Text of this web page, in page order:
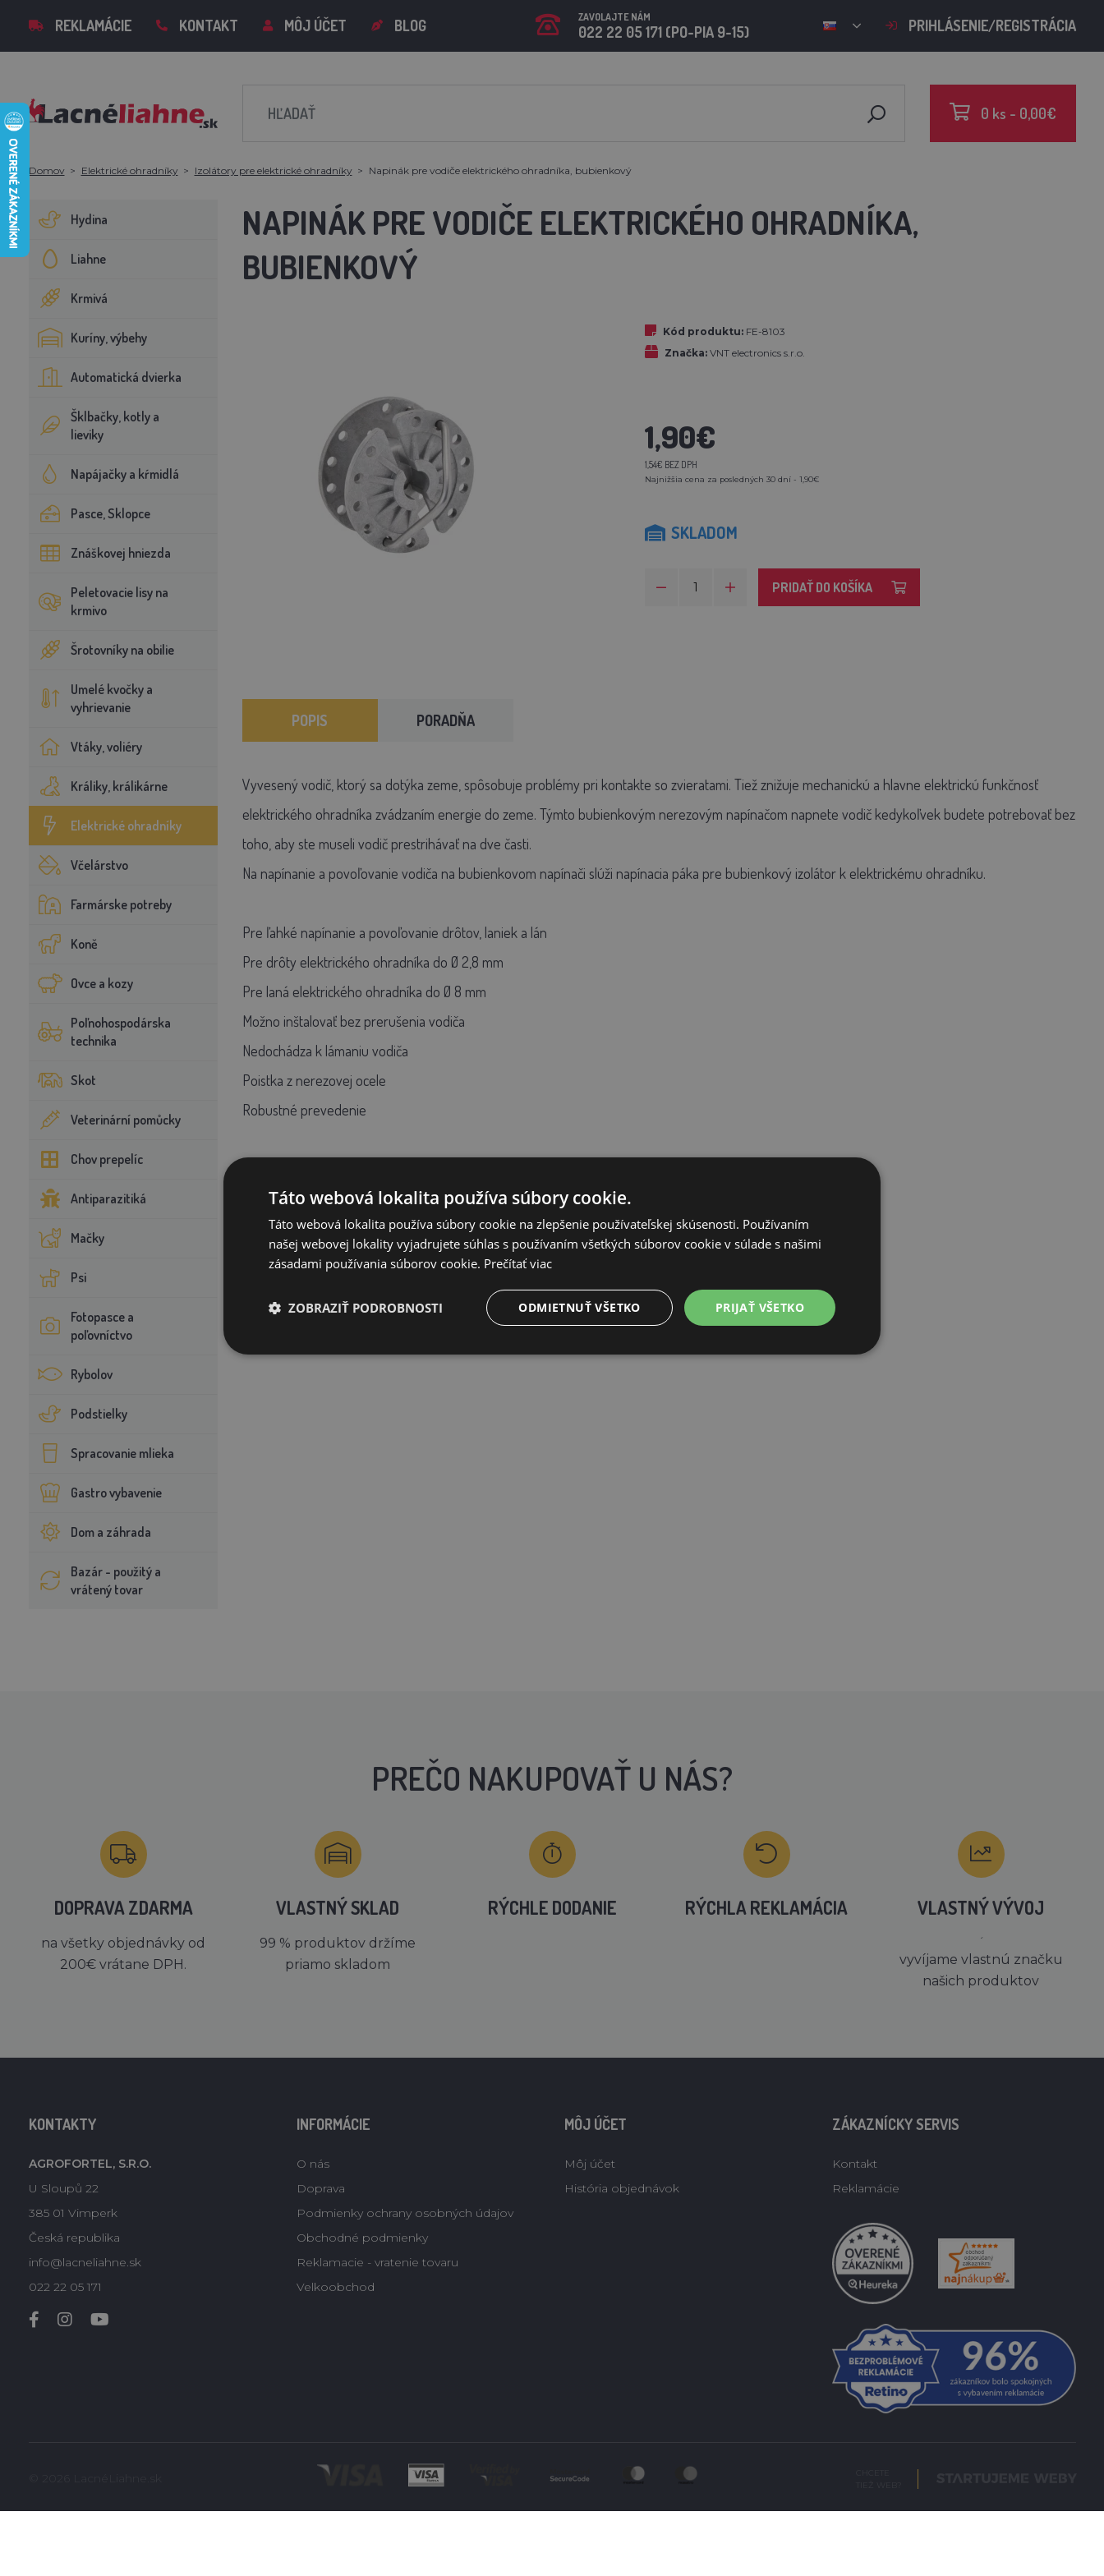
REKLAMÁCIE KONTAKT MÔJ ÚČET BLOG ZAVOLAJTE NÁM
022 22 05 171 (PO-PIA 9-15) PRIHLÁSENIE/REGISTRÁCIA
0 ks - 0,00€
Domov Elektrické ohradníky Izolátory pre elektrické ohradníky Napinák pre vodiče elektrického ohradníka, bubienkový
Hydina
Liahne
Krmivá
Kuríny, výbehy
Automatická dvierka
Šklbačky, kotly a
lieviky
Napájačky a kŕmidlá
Pasce, Sklopce
Znáškovej hniezda
Peletovacie lisy na
krmivo
Šrotovníky na obilie
Umelé kvočky a
vyhrievanie
Vtáky, voliéry
Králiky, králikárne
Elektrické ohradníky
Včelárstvo
Farmárske potreby
Koně
Ovce a kozy
Poľnohospodárska
technika
Skot
Veterinární pomůcky
Chov prepelíc
Antiparazitiká
Mačky
Psi
Fotopasce a
poľovníctvo
Rybolov
Podstielky
Spracovanie mlieka
Gastro vybavenie
Dom a záhrada
Bazár - použitý a
vrátený tovar
NAPINÁK PRE VODIČE ELEKTRICKÉHO OHRADNÍKA,
BUBIENKOVÝ
Kód produktu: FE-8103
Značka: VNT electronics s.r.o.
1,90€
1,54€ BEZ DPH
Najnižšia cena za posledných 30 dní - 1,90€
SKLADOM
PRIDAŤ DO KOŠÍKA
POPIS PORADŇA
Vyvesený vodič, ktorý sa dotýka zeme, spôsobuje problémy pri kontakte so zvieratami. Tiež znižuje mechanickú a hlavne elektrickú funkčnosť
elektrického ohradníka zvádzaním energie do zeme. Týmto bubienkovým nerezovým napínačom napnete vodič kedykoľvek budete potrebovať bez
toho, aby ste museli vodič prestrihávať na dve časti.
Na napínanie a povoľovanie vodiča na bubienkovom napínači slúži napínacia páka pre bubienkový izolátor k elektrickému ohradníku.
Pre ľahké napínanie a povoľovanie drôtov, laniek a lán
Pre drôty elektrického ohradníka do Ø 2,8 mm
Pre laná elektrického ohradníka do Ø 8 mm
Možno inštalovať bez prerušenia vodiča
Nedochádza k lámaniu vodiča
Poistka z nerezovej ocele
Robustné prevedenie
PREČO NAKUPOVAŤ U NÁS?
DOPRAVA ZDARMA
na všetky objednávky od
200€ vrátane DPH.
VLASTNÝ SKLAD
99 % produktov držíme
priamo skladom
RÝCHLE DODANIE RÝCHLA REKLAMÁCIA VLASTNÝ VÝVOJ
´
vyvíjame vlastnú značku
našich produktov
KONTAKTY
AGROFORTEL, S.R.O.
U Sloupů 22
385 01 Vimperk
Česká republika
info@lacneliahne.sk
022 22 05 171
INFORMÁCIE
O nás
Doprava
Podmienky ochrany osobných údajov
Obchodné podmienky
Reklamacie - vratenie tovaru
Velkoobchod
MÔJ ÚČET
Môj účet
História objednávok
ZÁKAZNÍCKY SERVIS
Kontakt
Reklamácie
Táto webová lokalita používa súbory cookie.
Táto webová lokalita používa súbory cookie na zlepšenie používateľskej skúsenosti. Používaním
našej webovej lokality vyjadrujete súhlas s používaním všetkých súborov cookie v súlade s našimi
zásadami používania súborov cookie. Prečítať viac
PRIJAŤ VŠETKO
ODMIETNUŤ VŠETKO
ZOBRAZIŤ PODROBNOSTI